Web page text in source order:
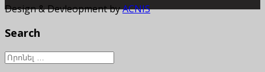
Design & Devleopment byACNIS
Search